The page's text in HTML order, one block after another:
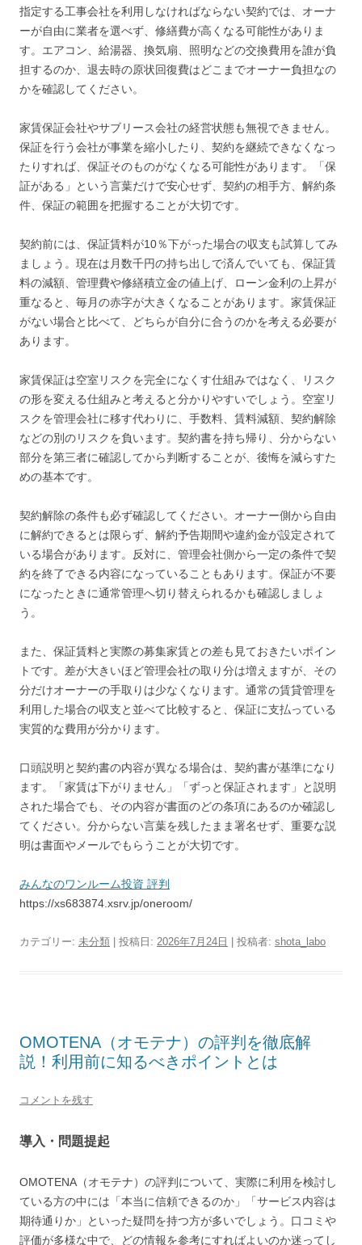
指定する工事会社を利用しなければならない契約では、オーナ
ーが自由に業者を選べず、修繕費が高くなる可能性がありま
す。エアコン、給湯器、換気扇、照明などの交換費用を誰が負
担するのか、退去時の原状回復費はどこまでオーナー負担なの
かを確認してください。
家賃保証会社やサブリース会社の経営状態も無視できません。
保証を行う会社が事業を縮小したり、契約を継続できなくなっ
たりすれば、保証そのものがなくなる可能性があります。「保
証がある」という言葉だけで安心せず、契約の相手方、解約条
件、保証の範囲を把握することが大切です。
契約前には、保証賃料が10％下がった場合の収支も試算してみ
ましょう。現在は月数千円の持ち出しで済んでいても、保証賃
料の減額、管理費や修繕積立金の値上げ、ローン金利の上昇が
重なると、毎月の赤字が大きくなることがあります。家賃保証
がない場合と比べて、どちらが自分に合うのかを考える必要が
あります。
家賃保証は空室リスクを完全になくす仕組みではなく、リスク
の形を変える仕組みと考えると分かりやすいでしょう。空室リ
スクを管理会社に移す代わりに、手数料、賃料減額、契約解除
などの別のリスクを負います。契約書を持ち帰り、分からない
部分を第三者に確認してから判断することが、後悔を減らすた
めの基本です。
契約解除の条件も必ず確認してください。オーナー側から自由
に解約できるとは限らず、解約予告期間や違約金が設定されて
いる場合があります。反対に、管理会社側から一定の条件で契
約を終了できる内容になっていることもあります。保証が不要
になったときに通常管理へ切り替えられるかも確認しましょ
う。
また、保証賃料と実際の募集家賃との差も見ておきたいポイン
トです。差が大きいほど管理会社の取り分は増えますが、その
分だけオーナーの手取りは少なくなります。通常の賃貸管理を
利用した場合の収支と並べて比較すると、保証に支払っている
実質的な費用が分かります。
口頭説明と契約書の内容が異なる場合は、契約書が基準になり
ます。「家賃は下がりません」「ずっと保証されます」と説明
された場合でも、その内容が書面のどの条項にあるのか確認し
てください。分からない言葉を残したまま署名せず、重要な説
明は書面やメールでもらうことが大切です。
みんなのワンルーム投資 評判
https://xs683874.xsrv.jp/oneroom/
カテゴリー: 未分類 | 投稿日: 2026年7月24日 投稿者: shota_labo
OMOTENA（オモテナ）の評判を徹底解
説！利用前に知るべきポイントとは
コメントを残す
導入・問題提起
OMOTENA（オモテナ）の評判について、実際に利用を検討し
ている方の中には「本当に信頼できるのか」「サービス内容は
期待通りか」といった疑問を持つ方が多いでしょう。口コミや
評価が多様な中で、どの情報を参考にすればよいのか迷ってし